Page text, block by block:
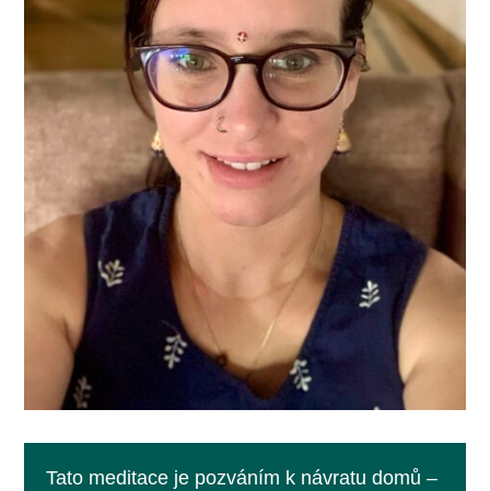
Tato meditace je pozváním k návratu domů –